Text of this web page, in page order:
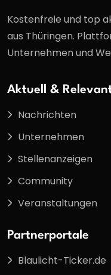
Kostenfreie und top
aus Thüringen.
Unternehmen und
Aktuell &
Nachrichten
Unternehmen
Stellenanzeigen
Community
Veranstaltungen
Partnerportale
Blaulicht-Ticker.de